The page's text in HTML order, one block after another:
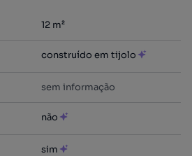
12 m²
construído em tijolo
sem informação
não
sim